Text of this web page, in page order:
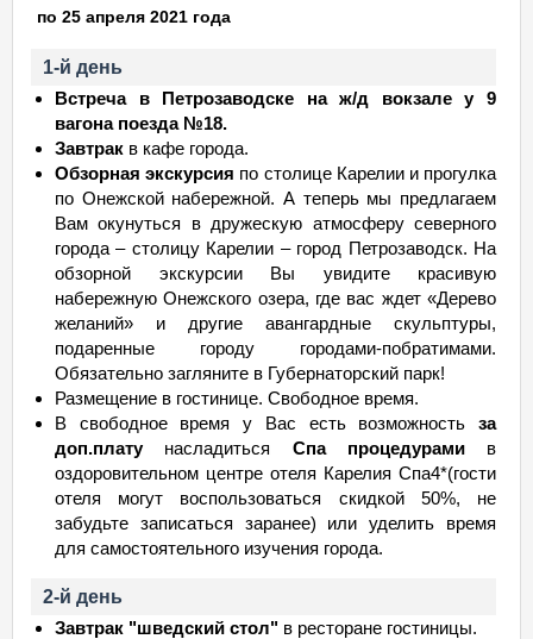
по 25 апреля 2021 года
1-й день
Встреча в Петрозаводске на ж/д вокзале у 9
вагона поезда №18.
Завтрак в кафе города.
Обзорная экскурсия по столице Карелии и прогулка
по Онежской набережной. А теперь мы предлагаем
Вам окунуться в дружескую атмосферу северного
города – столицу Карелии – город Петрозаводск. На
обзорной экскурсии Вы увидите красивую
набережную Онежского озера, где вас ждет «Дерево
желаний» и другие авангардные скульптуры,
подаренные городу городами-побратимами.
Обязательно загляните в Губернаторский парк!
Размещение в гостинице. Свободное время.
В свободное время у Вас есть возможность за
доп.платунасладиться Спа процедурамив
оздоровительном центре отеля Карелия Спа4*(гости
отеля могут воспользоваться скидкой 50%, не
забудьте записаться заранее) или уделить время
для самостоятельного изучения города.
2-й день
Завтрак "шведский стол" в ресторане гостиницы.